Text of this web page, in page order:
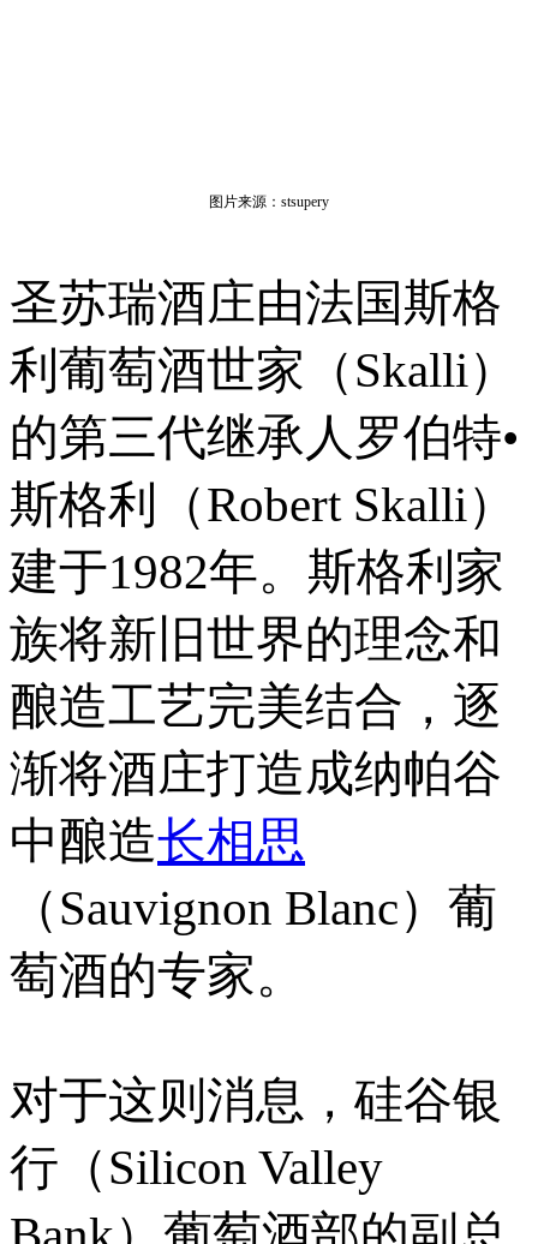
图片来源：stsupery
圣苏瑞酒庄由法国斯格
利葡萄酒世家（Skalli）
的第三代继承人罗伯特•
斯格利（Robert Skalli）
建于1982年。斯格利家
族将新旧世界的理念和
酿造工艺完美结合，逐
渐将酒庄打造成纳帕谷
中酿造长相思
（Sauvignon Blanc）葡
萄酒的专家。
对于这则消息，硅谷银
行（Silicon Valley